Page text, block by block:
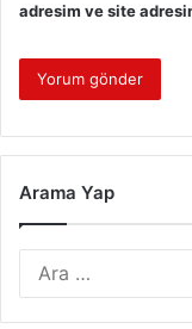
adresim ve site
Arama Yap